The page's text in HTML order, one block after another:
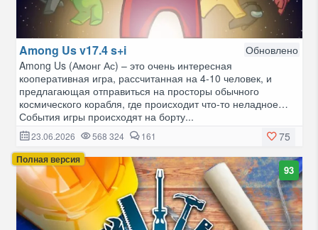
Among Us v17.4 s+i
Обновлено
Among Us (Амонг Ас​) – это очень интересная
кооперативная игра, рассчитанная на 4-10 человек, и
предлагающая отправиться на просторы обычного
космического корабля, где происходит что-то неладное…
События игры происходят на борту...
75
23.06.2026 568 324 161
Полная версия
93